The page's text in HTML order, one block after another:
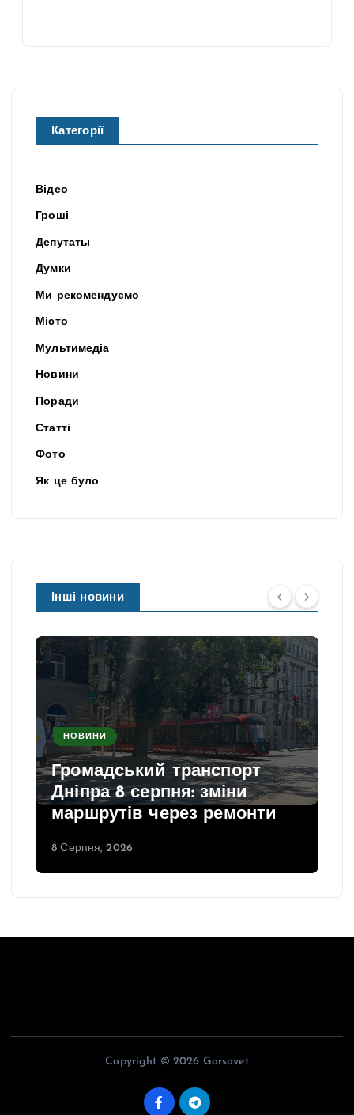
Категорії
Відео
Гроші
Депутаты
Думки
Ми рекомендуємо
Місто
Мультимедіа
Новини
Поради
Статті
Фото
Як це було
Інші новини
НОВИНИ
Громадський транспорт
Дніпра 8 серпня: зміни
маршрутів через ремонти
8 Серпня, 2026
Copyright © 2026 Gorsovet